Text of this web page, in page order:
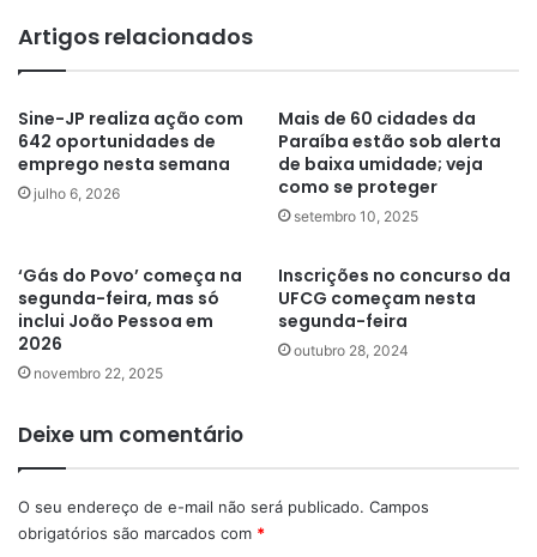
Artigos relacionados
Sine-JP realiza ação com
642 oportunidades de
emprego nesta semana
julho 6, 2026
Mais de 60 cidades da
Paraíba estão sob alerta
de baixa umidade; veja
como se proteger
setembro 10, 2025
‘Gás do Povo’ começa na
segunda-feira, mas só
inclui João Pessoa em
2026
novembro 22, 2025
Inscrições no concurso da
UFCG começam nesta
segunda-feira
outubro 28, 2024
Deixe um comentário
O seu endereço de e-mail não será publicado. Campos
obrigatórios são marcados com *